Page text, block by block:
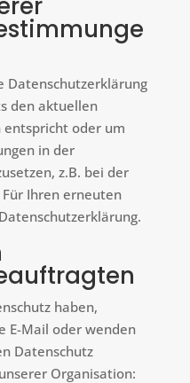
Datenschutzerklärung
den aktuellen
oder um
in der
z.B. bei der
Für Ihren erneuten
haben,
E-Mail oder wenden
Datenschutz
Organisation: